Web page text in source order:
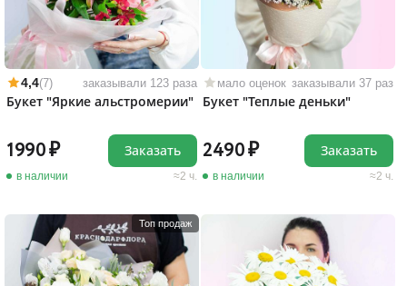
4,4(7) заказывали 123 раза
Букет "Яркие альстромерии"
1990
в наличии 2 ч.
Заказать
мало оценок заказывали 37 раз
Букет "Теплые деньки"
2490
в наличии 2 ч.
Заказать
Топ продаж